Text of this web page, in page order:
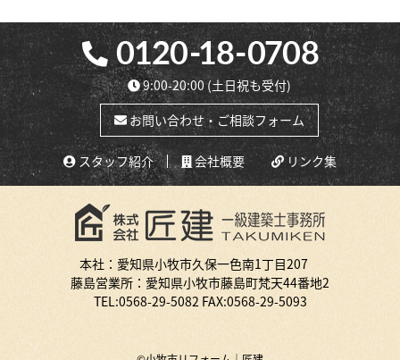
9:00-20:00(土日祝も受付)
お問い合わせ・ご相談フォーム
スタッフ紹介 会社概要 リンク集
本社：愛知県小牧市久保一色南1丁目207
藤島営業所：愛知県小牧市藤島町梵天44番地2
TEL:0568-29-5082 FAX:0568-29-5093